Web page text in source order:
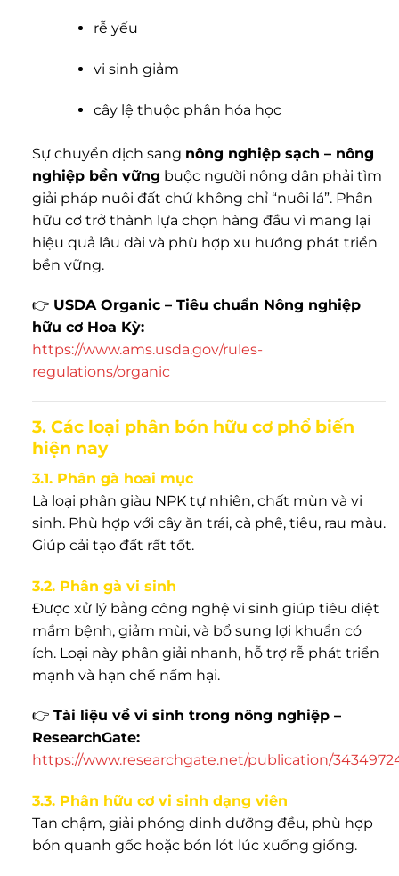
rễ yếu
vi sinh giảm
cây lệ thuộc phân hóa học
Sự chuyển dịch sang nông nghiệp sạch – nông
nghiệp bền vững buộc người nông dân phải tìm
giải pháp nuôi đất chứ không chỉ “nuôi lá”. Phân
hữu cơ trở thành lựa chọn hàng đầu vì mang lại
hiệu quả lâu dài và phù hợp xu hướng phát triển
bền vững.
👉 USDA Organic – Tiêu chuẩn Nông nghiệp
hữu cơ Hoa Kỳ:
https://www.ams.usda.gov/rules-
regulations/organic
3. Các loại phân bón hữu cơ phổ biến
hiện nay
3.1. Phân gà hoai mục
Là loại phân giàu NPK tự nhiên, chất mùn và vi
sinh. Phù hợp với cây ăn trái, cà phê, tiêu, rau màu.
Giúp cải tạo đất rất tốt.
3.2. Phân gà vi sinh
Được xử lý bằng công nghệ vi sinh giúp tiêu diệt
mầm bệnh, giảm mùi, và bổ sung lợi khuẩn có
ích. Loại này phân giải nhanh, hỗ trợ rễ phát triển
mạnh và hạn chế nấm hại.
👉 Tài liệu về vi sinh trong nông nghiệp –
ResearchGate:
https://www.researchgate.net/publication/
3.3. Phân hữu cơ vi sinh dạng viên
Tan chậm, giải phóng dinh dưỡng đều, phù hợp
bón quanh gốc hoặc bón lót lúc xuống giống.